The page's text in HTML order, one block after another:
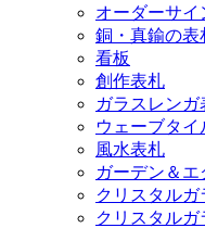
オーダーサイ
銅・真鍮の表
看板
創作表札
ガラスレンガ
ウェーブタイ
風水表札
ガーデン＆エ
クリスタルガ
クリスタルガ